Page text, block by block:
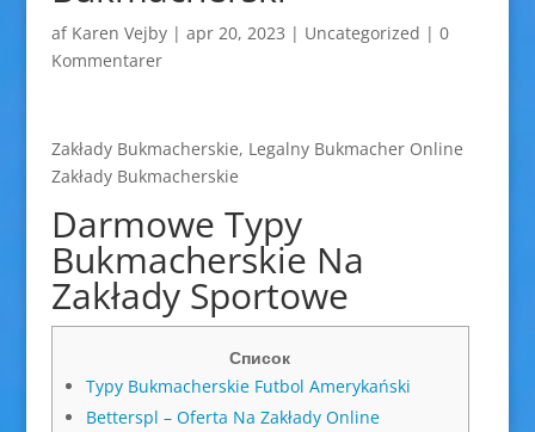
af Karen Vejby| apr 20, 2023 | Uncategorized | 0
Kommentarer
Zakłady Bukmacherskie, Legalny Bukmacher Online
Zakłady Bukmacherskie
Darmowe Typy
Bukmacherskie Na
Zakłady Sportowe
Список
Typy Bukmacherskie Futbol Amerykański
Betterspl – Oferta Na Zakłady Online